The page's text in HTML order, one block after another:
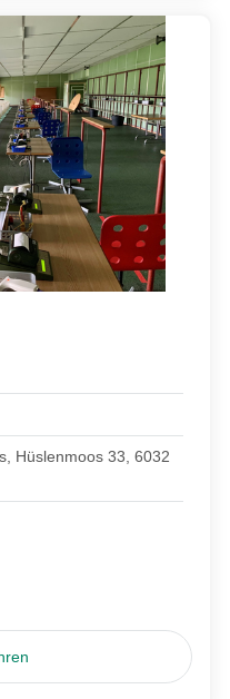
Hüslenmoos 33, 6032